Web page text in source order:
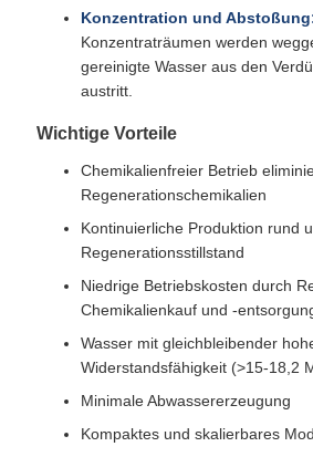
Konzentration und
Konzentraträumen werden
gereinigte Wasser aus den
austritt.
Wichtige Vorteile
Chemikalienfreier Betrieb
Regenerationschemikalien
Kontinuierliche Produktion rund
Regenerationsstillstand
Niedrige Betriebskosten durch
Chemikalienkauf und -
Wasser mit gleichbleibender
Widerstandsfähigkeit (>15-18,2
Minimale Abwassererzeugung
Kompaktes und skalierbares